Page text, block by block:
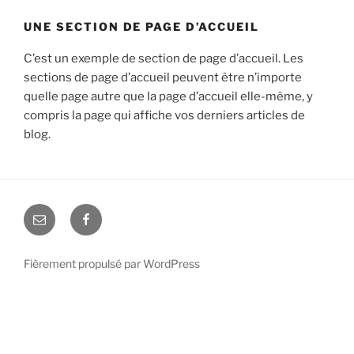
UNE SECTION DE PAGE D’ACCUEIL
C’est un exemple de section de page d’accueil. Les
sections de page d’accueil peuvent être n’importe
quelle page autre que la page d’accueil elle-même, y
compris la page qui affiche vos derniers articles de
blog.
E-
mail
Facebook
Fièrement propulsé par WordPress